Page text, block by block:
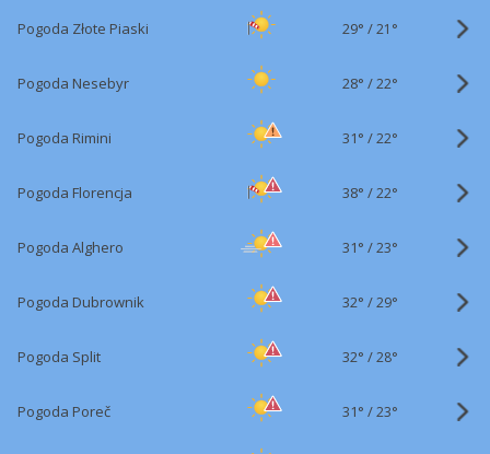
Pogoda Złote Piaski 29° /21°
Pogoda Nesebyr 28° /22°
Pogoda Rimini 31° /22°
Pogoda Florencja 38° /22°
Pogoda Alghero 31° /23°
Pogoda Dubrownik 32° /29°
Pogoda Split 32° /28°
Pogoda Poreč 31° /23°